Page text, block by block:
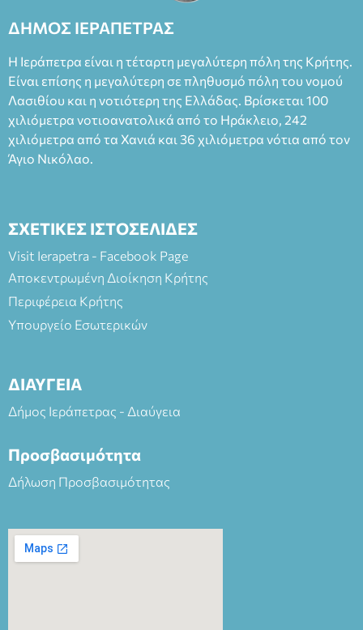
Φεδερίκο. Σκηνοθεσία: Βαγγέλης Θεοδωρόπουλος Είσοδος: :
άνω των 65 Προπώληση: Βιβλιοπωλείο Πάπυρος (Πλατεία
Πλαστήρα), E&G Mini market (Δημοκρατίας 39 Ιεράπετρα)
και στο more.com Χώρος: 3ο Γυμνάσιο Ιεράπετρας
(Είσοδος ΕΠΑ.Λ.) Έναρξη 21:15 Οργάνωση: ΚΝΩΣΟΣ
ΘΕΑΤΡΙΚΕΣ ΠΑΡΑΓΩΓΕΣ ΕΕ
ΔΗΜΟΣ ΙΕΡΑΠΕΤΡΑΣ
Η Ιεράπετρα είναι η τέταρτη μεγαλύτερη πόλη της Κρήτης.
Είναι επίσης η μεγαλύτερη σε πληθυσμό πόλη του νομού
Λασιθίου και η νοτιότερη της Ελλάδας. Βρίσκεται 100
χιλιόμετρα νοτιοανατολικά από το Ηράκλειο, 242
χιλιόμετρα από τα Χανιά και 36 χιλιόμετρα νότια από τον
Άγιο Νικόλαο.
ΣΧΕΤΙΚΕΣ ΙΣΤΟΣΕΛΙΔΕΣ
Visit Ierapetra - Facebook Page
Αποκεντρωμένη Διοίκηση Κρήτης
Περιφέρεια Κρήτης
Υπουργείο Εσωτερικών
ΔΙΑΥΓΕΙΑ
Δήμος Ιεράπετρας - Διαύγεια
Προσβασιμότητα
Δήλωση Προσβασιμότητας